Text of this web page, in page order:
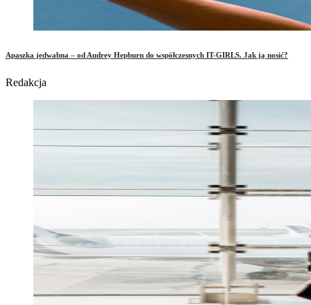
Apaszka jedwabna – od Audrey Hepburn do współczesnych IT-GIRLS. Jak ją nosić?
Redakcja